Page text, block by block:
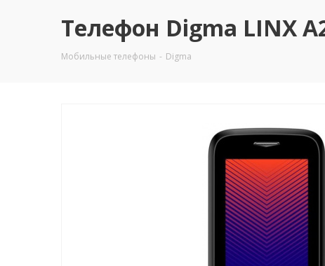
Телефон Digma LINX
Мобильные телефоны - Digma